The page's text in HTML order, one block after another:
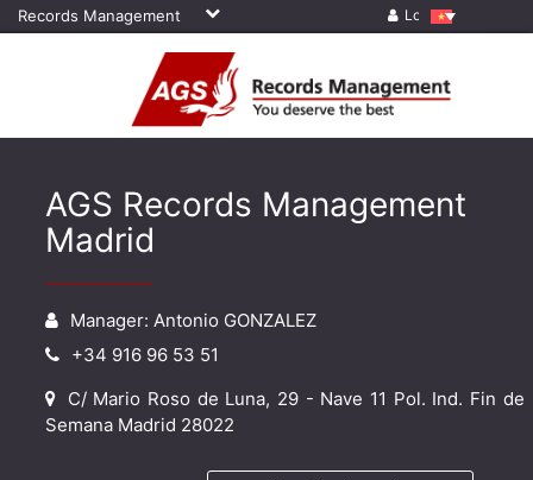
Records Management Log in
AGS Records Management
Madrid
Manager: Antonio GONZALEZ
+34 916 96 53 51
C/ Mario Roso de Luna, 29 - Nave 11 Pol. Ind. Fin de
Semana Madrid 28022